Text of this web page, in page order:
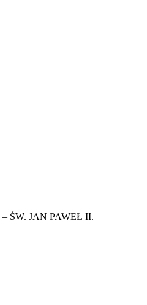
– ŚW. JAN PAWEŁ II.